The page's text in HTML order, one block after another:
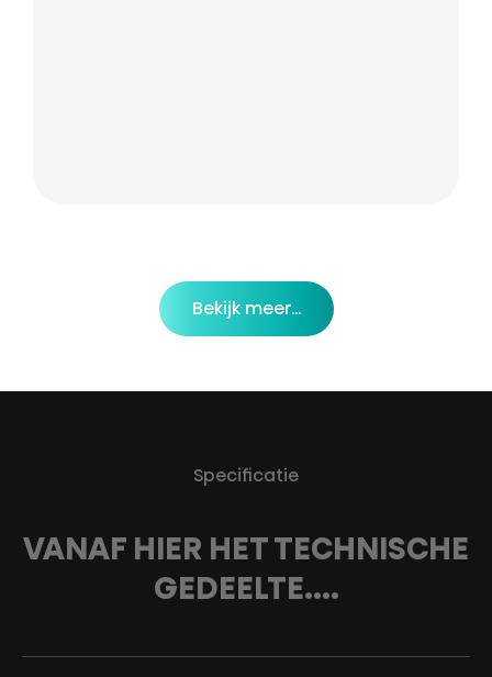
Bekijk meer...
Specificatie
VANAF HIER HET TECHNISCHE
GEDEELTE....